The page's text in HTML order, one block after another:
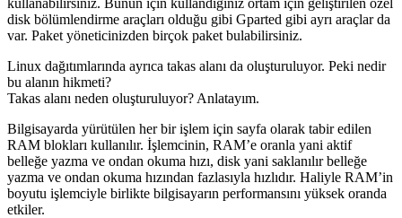
disk bölümlendirme araçları olduğu gibi Gparted gibi ayrı araçlar da
var. Paket yöneticinizden birçok paket bulabilirsiniz.
Linux dağıtımlarında ayrıca takas alanı da oluşturuluyor. Peki nedir
bu alanın hikmeti?
Takas alanı neden oluşturuluyor? Anlatayım.
Bilgisayarda yürütülen her bir işlem için sayfa olarak tabir edilen
RAM blokları kullanılır. İşlemcinin, RAM’e oranla yani aktif
belleğe yazma ve ondan okuma hızı, disk yani saklanılır belleğe
yazma ve ondan okuma hızından fazlasıyla hızlıdır. Haliyle RAM’in
boyutu işlemciyle birlikte bilgisayarın performansını yüksek oranda
etkiler.